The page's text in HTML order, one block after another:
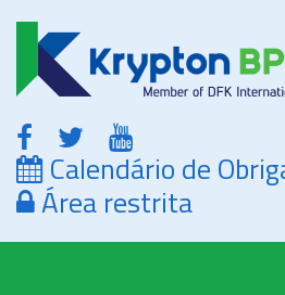
Calendário de
Área restrita